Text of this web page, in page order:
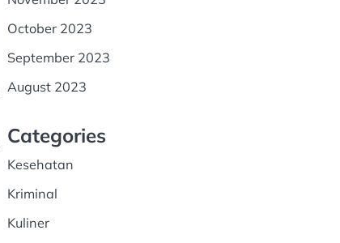
October 2023
September 2023
August 2023
Categories
Kesehatan
Kriminal
Kuliner